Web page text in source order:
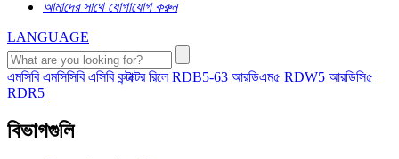
আমাদের সাথে যোগাযোগ করুন
LANGUAGE
এমসিবি এমসিসিবি এসিবি কন্টাক্টর রিলে RDB5-63 আরডিএম৫ RDW5 আরডিসি৫
RDR5
বিভাগগুলি